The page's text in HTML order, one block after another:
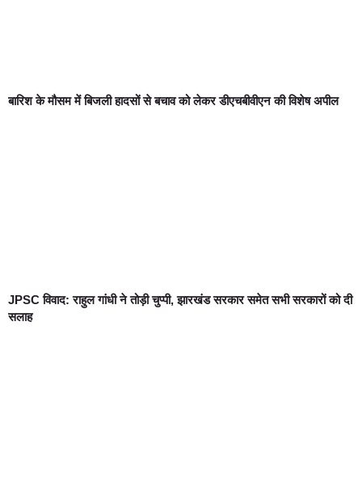
बारिश के मौसम में बिजली हादसों से बचाव को लेकर डीएचबीवीएन की विशेष अपील
JPSC विवाद: राहुल गांधी ने तोड़ी चुप्पी, झारखंड सरकार समेत सभी सरकारों को दी
सलाह